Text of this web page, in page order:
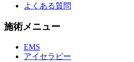
よくある質問
施術メニュー
EMS
アイセラピー